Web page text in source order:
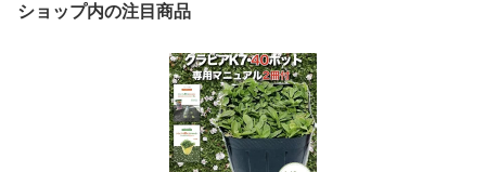
ショップ内の注目商品